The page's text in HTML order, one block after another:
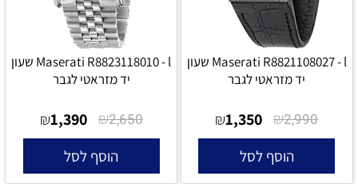
Maserati R8821108027 - l שעון
יד מזראטי לגבר
₪2,990
₪1,350
הוסף לסל
Maserati R8823118010 - l שעון
יד מזראטי לגבר
₪2,650
₪1,390
הוסף לסל